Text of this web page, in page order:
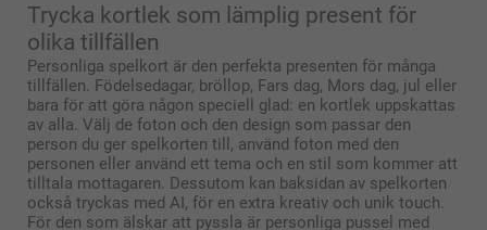
Trycka kortlek som lämplig present för
olika tillfällen
Personliga spelkort är den perfekta presenten för många
tillfällen. Födelsedagar, bröllop, Fars dag, Mors dag, jul eller
bara för att göra någon speciell glad: en kortlek uppskattas
av alla. Välj de foton och den design som passar den
person du ger spelkorten till, använd foton med den
personen eller använd ett tema och en stil som kommer att
tilltala mottagaren. Dessutom kan baksidan av spelkorten
också tryckas med AI, för en extra kreativ och unik touch.
För den som älskar att pyssla är personliga pussel med